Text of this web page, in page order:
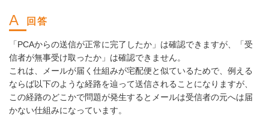
「PCAからの送信が正常に完了したか」は確認できますが、「受
信者が無事受け取ったか」は確認できません。
これは、メールが届く仕組みが宅配便と似ているためで、例える
ならば以下のような経路を辿って送信されることになりますが、
この経路のどこかで問題が発生するとメールは受信者の元へは届
かない仕組みになっています。